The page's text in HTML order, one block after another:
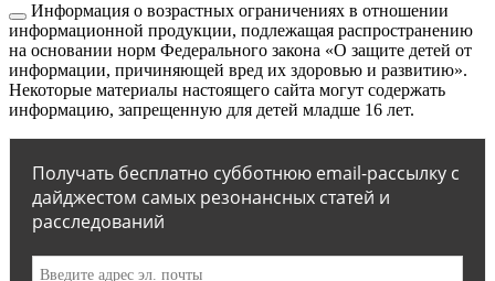
Информация о возрастных ограничениях в отношении
информационной продукции, подлежащая распространению
на основании норм Федерального закона «О защите детей от
информации, причиняющей вред их здоровью и развитию».
Некоторые материалы настоящего сайта могут содержать
информацию, запрещенную для детей младше 16 лет.
Получать бесплатно субботнюю email-рассылку с
дайджестом самых резонансных статей и
расследований